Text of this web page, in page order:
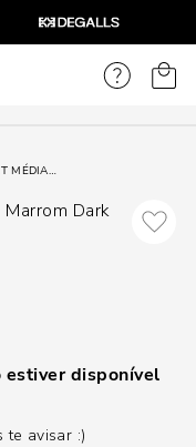
BOLSA BUCKET MÉDIA NOBUCK CROCO MARROM DARK
Dark
estiver disponível
te avisar :)